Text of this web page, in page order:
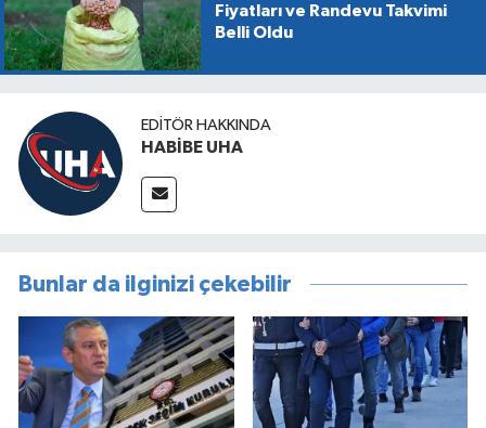
Fiyatları ve Randevu Takvimi
Belli Oldu
EDITÖR HAKKINDA
HABİBE UHA
Bunlar da ilginizi çekebilir